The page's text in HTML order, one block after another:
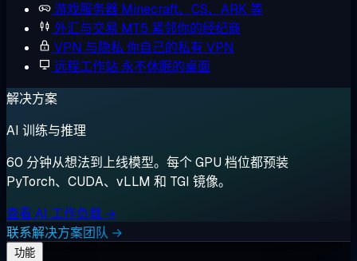
游戏服务器 Minecraft、CS、ARK 等
外汇与交易 MT5 紧邻你的经纪商
VPN 与隐私 你自己的私有 VPN
远程工作站 永不休眠的桌面
解决方案
AI 训练与推理
60 分钟从想法到上线模型。每个 GPU 档位都预装
PyTorch、CUDA、vLLM 和 TGI 镜像。
查看 AI 工作负载 →
联系解决方案团队 →